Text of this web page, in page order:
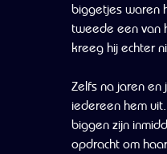
biggetjes waren
tweede een van
kreeg hij echter
Zelfs na jaren
iedereen hem
biggen zijn
opdracht om